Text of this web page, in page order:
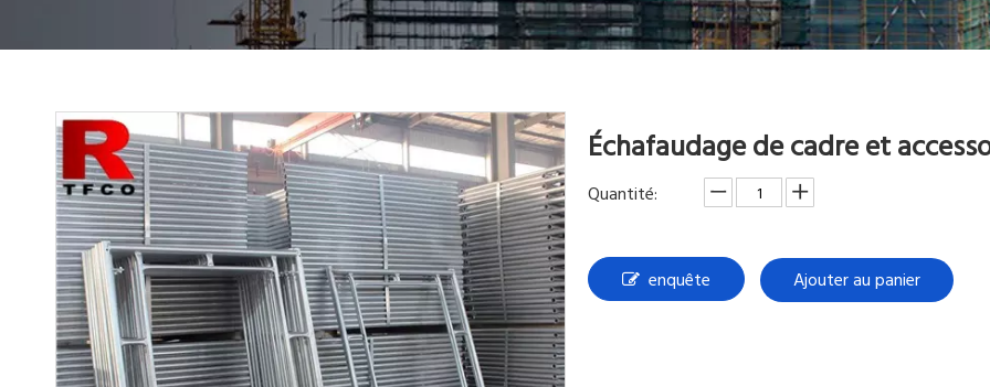
Échafaudage de cadre et
Quantité:
enquête Ajouter au panier